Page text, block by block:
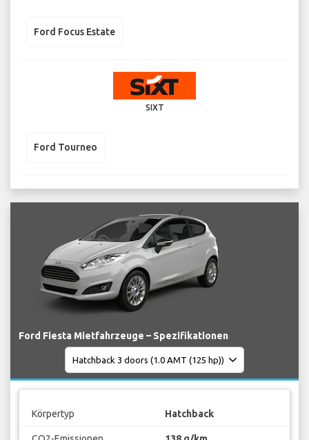
Ford Focus Estate
SIXT
Ford Tourneo
Ford Fiesta Mietfahrzeuge – Spezifikationen
Körpertyp Hatchback